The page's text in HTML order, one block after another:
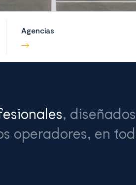
Agencias
,
operadores, en